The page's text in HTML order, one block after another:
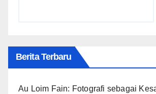
Berita Terbaru
Au Loim Fain: Fotografi sebagai